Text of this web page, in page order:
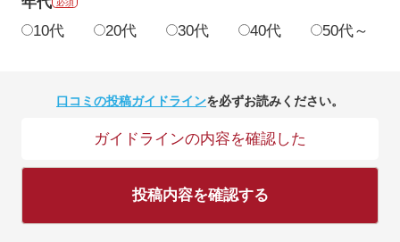
10代 20代 30代 40代 50代～
口コミの投稿ガイドラインを必ずお読みください。
ガイドラインの内容を確認した
投稿内容を確認する